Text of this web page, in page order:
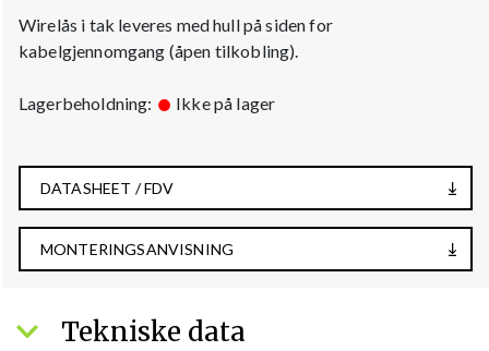
Wirelås i tak leveres med hull på siden for
kabelgjennomgang (åpen tilkobling).
Lagerbeholdning: Ikke på lager
DATASHEET / FDV
MONTERINGSANVISNING
Tekniske data